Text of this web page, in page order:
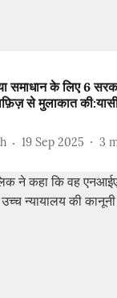
समाधान के लिए 6
से मुलाकात
19 Sep 2025 3